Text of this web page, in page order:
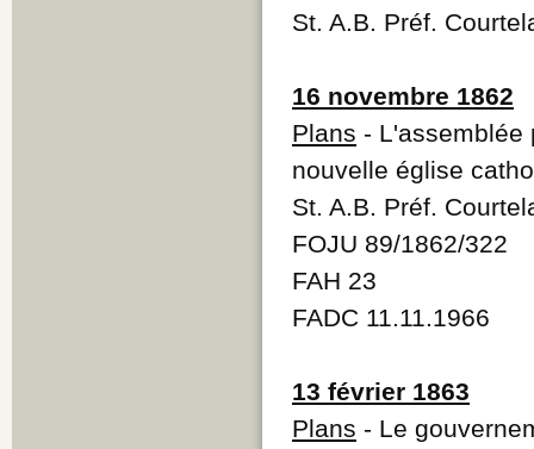
St. A.B. Préf.
16 novembre 1862
Plans - L'assemblée
nouvelle église
St. A.B. Préf.
FOJU 89/1862/322
FAH 23
FADC 11.11.1966
13 février 1863
Plans - Le